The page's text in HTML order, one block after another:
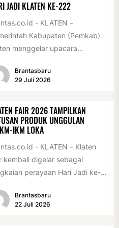
JADI KLATEN KE-222
- KLATEN –
Kabupaten (Pemkab)
menggelar upacara
alun Klaten, Selasa
Brantasbaru
29 Juli 2026
FAIR 2026 TAMPILKAN
PRODUK UNGGULAN
IKM LOKA
- KLATEN – Klaten
kembali digelar sebagai
perayaan Hari Jadi ke-
ini digelar...
Brantasbaru
22 Juli 2026